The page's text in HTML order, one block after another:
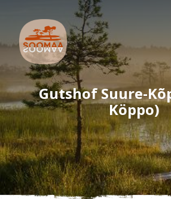
Gutshof Suure-
Köppo)